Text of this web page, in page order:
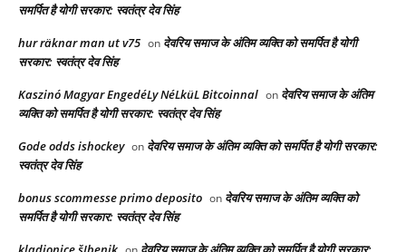
समर्पित है योगी सरकार: स्वतंत्र देव सिंह
hur räknar man ut v75 on देवरिय समाज के अंतिम व्यक्ति को समर्पित है योगी
सरकार: स्वतंत्र देव सिंह
Kaszinó Magyar EngedéLy NéLküL Bitcoinnal on देवरिय समाज के अंतिम
व्यक्ति को समर्पित है योगी सरकार: स्वतंत्र देव सिंह
Gode odds ishockey on देवरिय समाज के अंतिम व्यक्ति को समर्पित है योगी सरकार:
स्वतंत्र देव सिंह
bonus scommesse primo deposito on देवरिय समाज के अंतिम व्यक्ति को
समर्पित है योगी सरकार: स्वतंत्र देव सिंह